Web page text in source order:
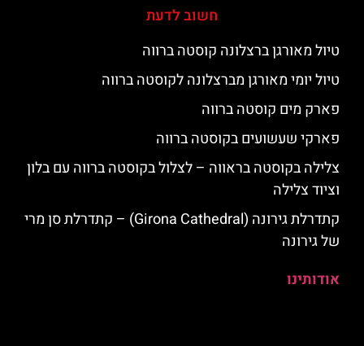
חשוב לדעת
טיול מאורגן ברצלונה קוסטה ברווה
טיול יומי מאורגן מברצלונה לקוסטה ברווה
פארק מים קוסטה ברווה
פארקי שעשועים בקוסטה ברווה
צלילה בקוסטה בראווה – לצלול בקוסטה ברווה עם בלון
וציוד צלילה
קתדרלת גירונה (Girona Cathedral) – קתדרלת סן מרי
של גירונה
אודותינו